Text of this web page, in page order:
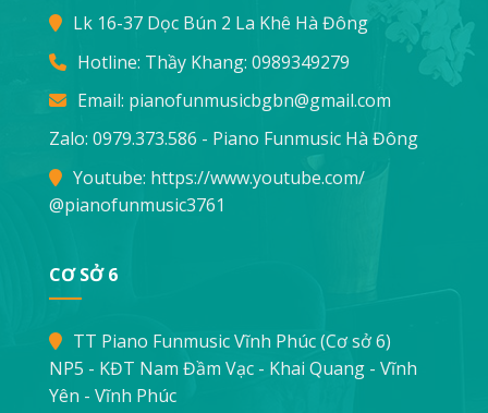
Lk 16-37 Dọc Bún 2 La Khê Hà Đông
Hotline: Thầy Khang: 0989349279
Email: pianofunmusicbgbn@gmail.com
Zalo: 0979.373.586 - Piano Funmusic Hà Đông
Youtube: https://www.youtube.com/
@pianofunmusic3761
CƠ SỞ 6
TT Piano Funmusic Vĩnh Phúc (Cơ sở 6)
NP5 - KĐT Nam Đầm Vạc - Khai Quang - Vĩnh
Yên - Vĩnh Phúc